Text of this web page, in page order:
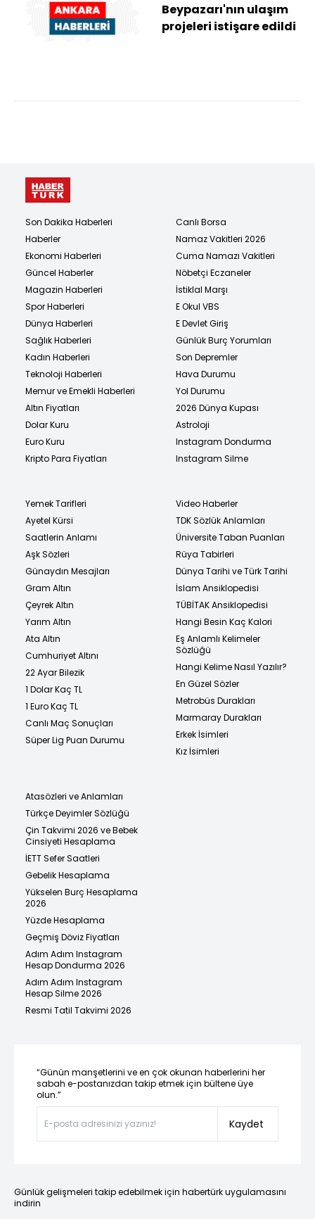
Beypazarı'nın ulaşım
projeleri istişare edildi
Son Dakika Haberleri
Haberler
Ekonomi Haberleri
Güncel Haberler
Magazin Haberleri
Spor Haberleri
Dünya Haberleri
Sağlık Haberleri
Kadın Haberleri
Teknoloji Haberleri
Memur ve Emekli Haberleri
Altın Fiyatları
Dolar Kuru
Euro Kuru
Kripto Para Fiyatları
Canlı Borsa
Namaz Vakitleri 2026
Cuma Namazı Vakitleri
Nöbetçi Eczaneler
İstiklal Marşı
E Okul VBS
E Devlet Giriş
Günlük Burç Yorumları
Son Depremler
Hava Durumu
Yol Durumu
2026 Dünya Kupası
Astroloji
Instagram Dondurma
Instagram Silme
Yemek Tarifleri
Ayetel Kürsi
Saatlerin Anlamı
Aşk Sözleri
Günaydın Mesajları
Gram Altın
Çeyrek Altın
Yarım Altın
Ata Altın
Cumhuriyet Altını
22 Ayar Bilezik
1 Dolar Kaç TL
1 Euro Kaç TL
Canlı Maç Sonuçları
Süper Lig Puan Durumu
Video Haberler
TDK Sözlük Anlamları
Üniversite Taban Puanları
Rüya Tabirleri
Dünya Tarihi ve Türk Tarihi
İslam Ansiklopedisi
TÜBİTAK Ansiklopedisi
Hangi Besin Kaç Kalori
Eş Anlamlı Kelimeler
Sözlüğü
Hangi Kelime Nasıl Yazılır?
En Güzel Sözler
Metrobüs Durakları
Marmaray Durakları
Erkek İsimleri
Kız İsimleri
Atasözleri ve Anlamları
Türkçe Deyimler Sözlüğü
Çin Takvimi 2026 ve Bebek
Cinsiyeti Hesaplama
İETT Sefer Saatleri
Gebelik Hesaplama
Yükselen Burç Hesaplama
2026
Yüzde Hesaplama
Geçmiş Döviz Fiyatları
Adım Adım Instagram
Hesap Dondurma 2026
Adım Adım Instagram
Hesap Silme 2026
Resmi Tatil Takvimi 2026
“Günün manşetlerini ve en çok okunan haberlerini her
sabah e-postanızdan takip etmek için bültene üye
olun.”
Kaydet
Günlük gelişmeleri takip edebilmek için habertürk uygulamasını
indirin